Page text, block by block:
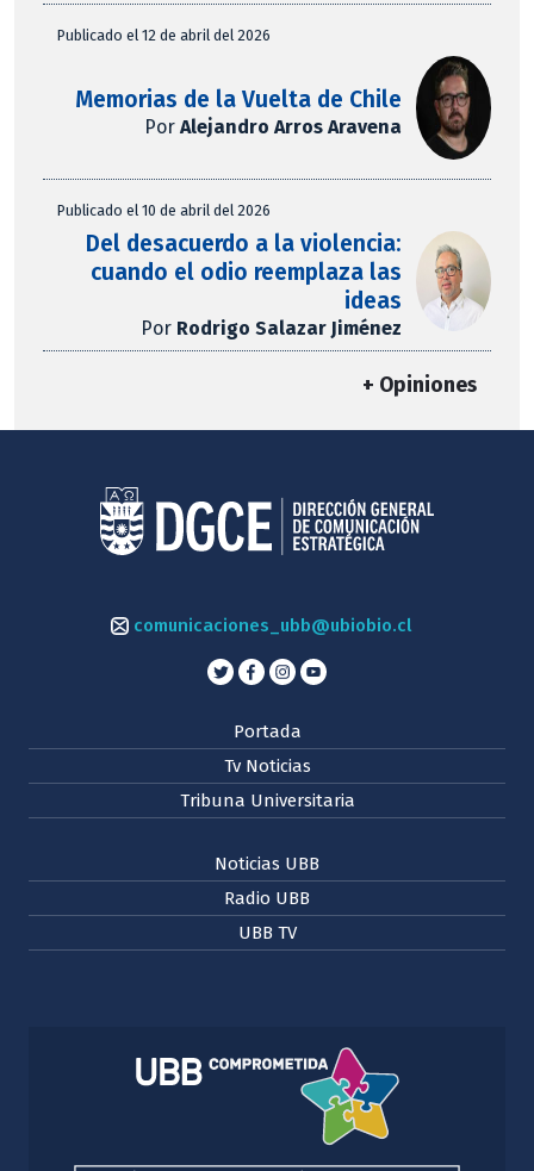
Publicado el 12 de abril del 2026
Memorias de la Vuelta de Chile
PorAlejandro Arros Aravena
Publicado el 10 de abril del 2026
Del desacuerdo a la violencia:
cuando el odio reemplaza las
ideas
Por Rodrigo Salazar Jiménez
+ Opiniones
comunicaciones_ubb@ubiobio.cl
Portada
Tv Noticias
Tribuna Universitaria
Noticias UBB
Radio UBB
UBB TV